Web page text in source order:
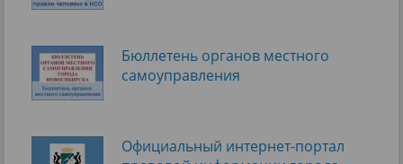
Бюллетень органов местного
самоуправления
Официальный интернет-портал